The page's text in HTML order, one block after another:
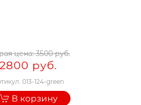
цена:3500 руб.
2800 руб.
013-124-green
В корзину